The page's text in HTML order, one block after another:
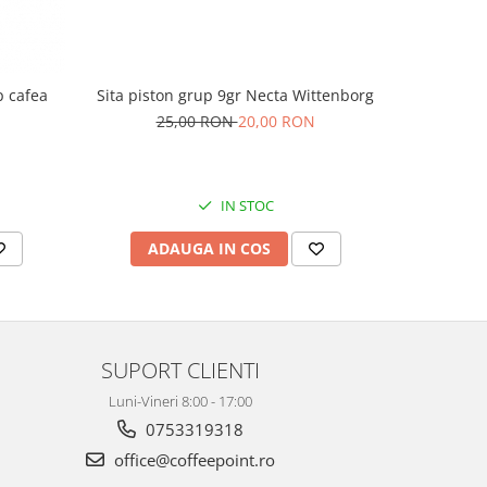
cafea
Sita piston grup 9gr Necta Wittenborg
25,00 RON20,00 RON
IN STOC
ADAUGA IN COS
SUPORT CLIENTI
Luni-Vineri 8:00 - 17:00
0753319318
office@coffeepoint.ro